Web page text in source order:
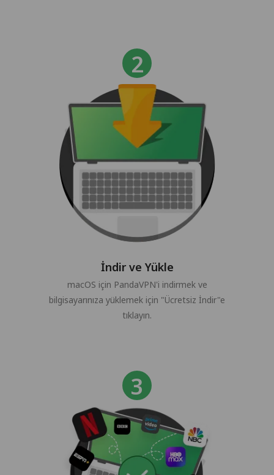
İndir ve Yükle
macOS için PandaVPN'i indirmek ve
bilgisayarınıza yüklemek için "Ücretsiz İndir"e
tıklayın.